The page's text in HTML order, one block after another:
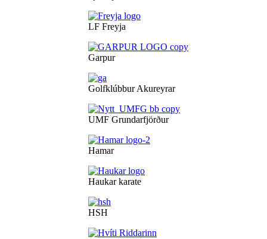
LF Freyja
Garpur
Golfklúbbur Akureyrar
UMF Grundarfjörður
Hamar
Haukar karate
HSH